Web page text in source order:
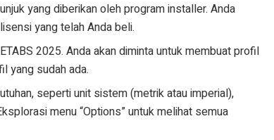
yang diberikan oleh program installer. Anda
yang telah Anda beli.
2025. Anda akan diminta untuk membuat profil
yang sudah ada.
seperti unit sistem (metrik atau imperial),
menu “Options” untuk melihat semua